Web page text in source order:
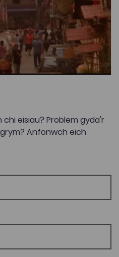
eisiau? Problem gyda'r
Anfonwch eich